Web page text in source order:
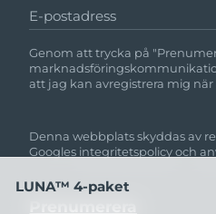
E-postadress
Genom att trycka på
att jag kan avregistrera mig när
Denna webbplats skyddas av
Googles integritetspolicyoch
LUNA™ 4-paket